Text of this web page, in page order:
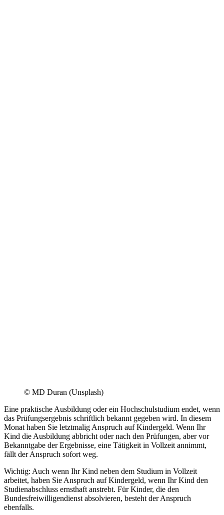
© MD Duran (Unsplash)
Eine praktische Ausbildung oder ein Hochschulstudium endet, wenn
das Prüfungsergebnis schriftlich bekannt gegeben wird. In diesem
Monat haben Sie letztmalig Anspruch auf Kindergeld. Wenn Ihr
Kind die Ausbildung abbricht oder nach den Prüfungen, aber vor
Bekanntgabe der Ergebnisse, eine Tätigkeit in Vollzeit annimmt,
fällt der Anspruch sofort weg.
Wichtig: Auch wenn Ihr Kind neben dem Studium in Vollzeit
arbeitet, haben Sie Anspruch auf Kindergeld, wenn Ihr Kind den
Studienabschluss ernsthaft anstrebt. Für Kinder, die den
Bundesfreiwilligendienst absolvieren, besteht der Anspruch
ebenfalls.